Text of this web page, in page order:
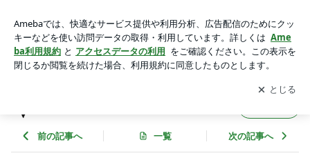
T) * | V I A S T O N E S *
アプリをダウンロードして ブログの更新通知
を受け取りまし
ょう。
開く
前の記事へ 一覧 次の記事へ